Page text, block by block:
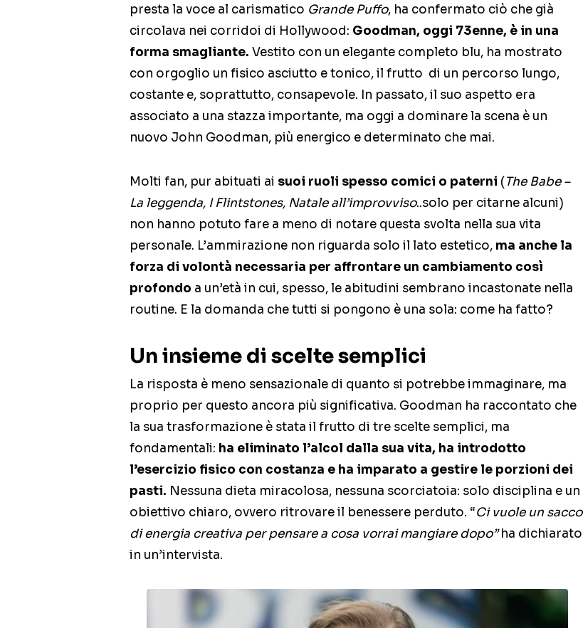
presta la voce al carismatico Grande Puffo, ha confermato ciò che già
circolava nei corridoi di Hollywood: Goodman, oggi 73enne, è in una
forma smagliante. Vestito con un elegante completo blu, ha mostrato
con orgoglio un fisico asciutto e tonico, il frutto di un percorso lungo,
costante e, soprattutto, consapevole. In passato, il suo aspetto era
associato a una stazza importante, ma oggi a dominare la scena è un
nuovo John Goodman, più energico e determinato che mai.
Molti fan, pur abituati ai suoi ruoli spesso comici o paterni (The Babe –
La leggenda, I Flintstones, Natale all’improvviso..solo per citarne alcuni)
non hanno potuto fare a meno di notare questa svolta nella sua vita
personale. L’ammirazione non riguarda solo il lato estetico, ma anche la
forza di volontà necessaria per affrontare un cambiamento così
profondo a un’età in cui, spesso, le abitudini sembrano incastonate nella
routine. E la domanda che tutti si pongono è una sola: come ha fatto?
Un insieme di scelte semplici
La risposta è meno sensazionale di quanto si potrebbe immaginare, ma
proprio per questo ancora più significativa. Goodman ha raccontato che
la sua trasformazione è stata il frutto di tre scelte semplici, ma
fondamentali: ha eliminato l’alcol dalla sua vita, ha introdotto
l’esercizio fisico con costanza e ha imparato a gestire le porzioni dei
pasti. Nessuna dieta miracolosa, nessuna scorciatoia: solo disciplina e un
obiettivo chiaro, ovvero ritrovare il benessere perduto. “Ci vuole un sacco
di energia creativa per pensare a cosa vorrai mangiare dopo”ha dichiarato
in un’intervista.